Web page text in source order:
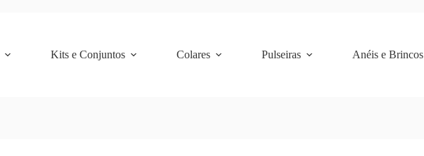
Kits e Conjuntos Colares Pulseiras Anéis e Brincos